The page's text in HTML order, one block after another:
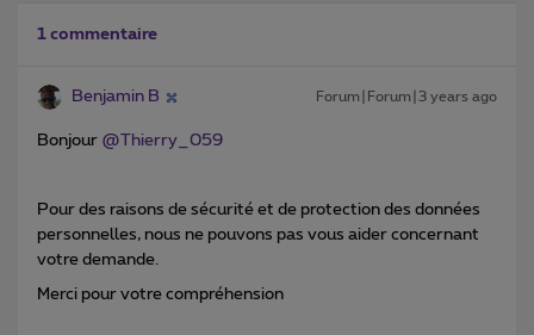
1 commentaire
Benjamin B Forum|Forum|3 years ago
Bonjour @Thierry_059
Pour des raisons de sécurité et de protection des données
personnelles, nous ne pouvons pas vous aider concernant
votre demande.
Merci pour votre compréhension